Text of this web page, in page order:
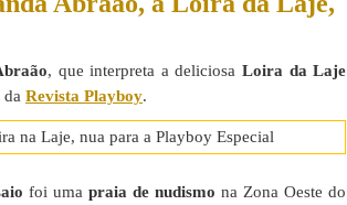
, que interpreta a deliciosa Loira da Laje
da Revista Playboy.
foi uma praia de nudismo na Zona Oeste do